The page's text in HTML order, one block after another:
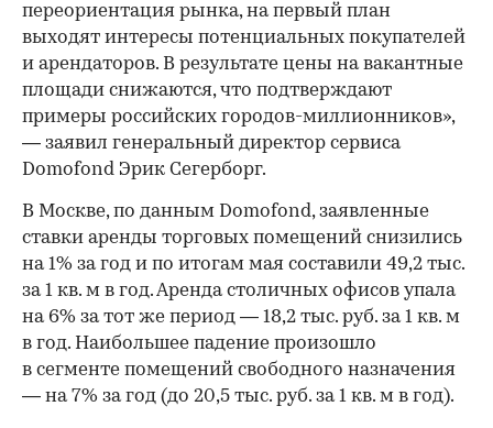
переориентация рынка, на первый план
выходят интересы потенциальных покупателей
и арендаторов. В результате цены на вакантные
площади снижаются, что подтверждают
примеры российских городов-миллионников»,
— заявил генеральный директор сервиса
Domofond Эрик Сегерборг.
В Москве, по данным Domofond, заявленные
ставки аренды торговых помещений снизились
на 1% за год и по итогам мая составили 49,2 тыс.
за 1 кв. м в год. Аренда столичных офисов упала
на 6% за тот же период — 18,2 тыс. руб. за 1 кв. м
в год. Наибольшее падение произошло
в сегменте помещений свободного назначения
— на 7% за год (до 20,5 тыс. руб. за 1 кв. м в год).